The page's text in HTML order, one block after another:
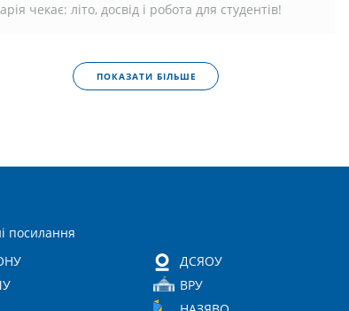
чекає: літо, досвід і робота для студентів!
ПОКАЗАТИ БІЛЬШЕ
посилання
ДСЯОУ
ВРУ